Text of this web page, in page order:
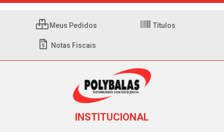
Meus Pedidos Títulos
Notas Fiscais
INSTITUCIONAL